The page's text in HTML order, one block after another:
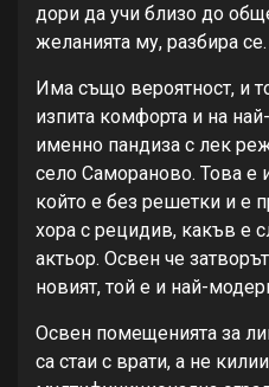
дори да учи близо до
желанията му, разбира се.
Има също вероятност, и
изпита комфорта и на
именно пандиза с лек
село Самораново. Това е
който е без решетки и е
хора с рецидив, какъв е
актьор. Освен че
новият, той е и най-
Освен помещенията за
са стаи с врати, а не